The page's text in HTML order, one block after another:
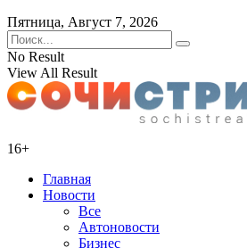
Пятница, Август 7, 2026
No Result
View All Result
16+
Главная
Новости
Все
Автоновости
Бизнес